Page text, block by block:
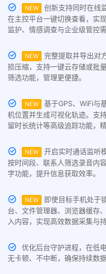
NEW
创新支持同时在线
在主控平台一键切换查看，实
监护、情感调查与企业级管控需
NEW
完整提取并导出对
损压缩，支持一键云存储或批
筛选功能，管理更便捷。
NEW
基于GPS、WiFi与
机位置并生成可视化轨迹。支
留时长统计等高级追踪功能，
NEW
开启实时通话监听
按时间段、联系人筛选录音内
字功能，提升信息获取效率。
NEW
即使目标手机处于
台、文件管理器、浏览器缓存
入内容，实现高效数据采集与持
优化后台守护进程，在低
无卡顿、不中断，确保持续数